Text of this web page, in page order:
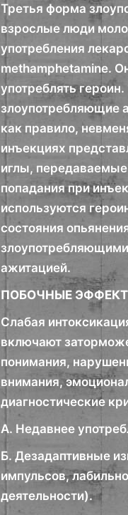
Третья форма
взрослые люди
употребления
methamphetamine.
употреблять
злоупотребляющие
как правило,
инъекциях
иглы,
попадания при
используются
состояния
ажитацией.
ПОБОЧНЫЕ
Слабая
включают
понимания,
внимания,
диагностические
А. Недавнее
Б. Дезадаптивные
импульсов,
деятельности).